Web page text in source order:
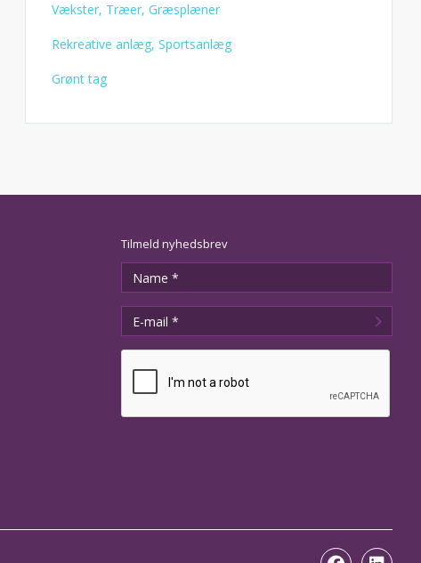
Vækster, Træer, Græsplæner
Rekreative anlæg, Sportsanlæg
Grønt tag
Tilmeld nyhedsbrev